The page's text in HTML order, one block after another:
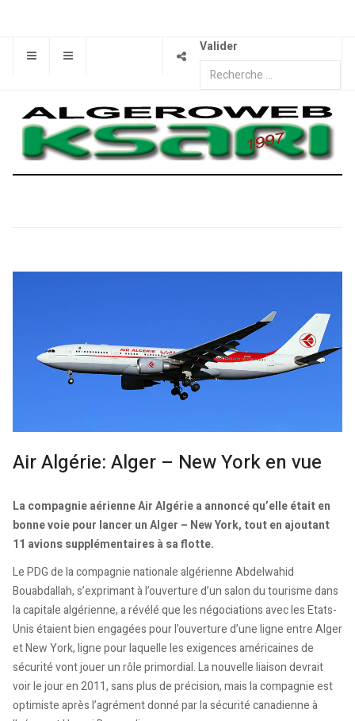
Valider
Air Algérie: Alger – New York en vue
La compagnie aérienne Air Algérie a annoncé qu’elle était en
bonne voie pour lancer un Alger – New York, tout en ajoutant
11 avions supplémentaires à sa flotte.
Le PDG de la compagnie nationale algérienne Abdelwahid
Bouabdallah, s’exprimant à l’ouverture d’un salon du tourisme dans
la capitale algérienne, a révélé que les négociations avec les Etats-
Unis étaient bien engagées pour l’ouverture d’une ligne entre Alger
et New York, ligne pour laquelle les exigences américaines de
sécurité vont jouer un rôle primordial. La nouvelle liaison devrait
voir le jour en 2011, sans plus de précision, mais la compagnie est
optimiste après l’agrément donné par la sécurité canadienne à